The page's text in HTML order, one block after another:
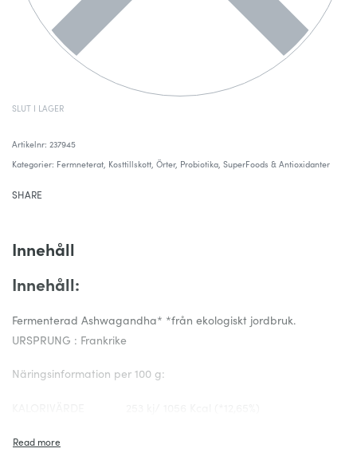
SLUT I LAGER
237945
Kategorier: Fermneterat, Kosttillskott, Örter, Probiotika, SuperFoods & Antioxidanter
SHARE
Innehåll
Innehåll:
Fermenterad Ashwagandha* *från ekologiskt jordbruk.
URSPRUNG : Frankrike
Näringsinformation per 100 g:
(mättat) 0,15g (*0,75%)